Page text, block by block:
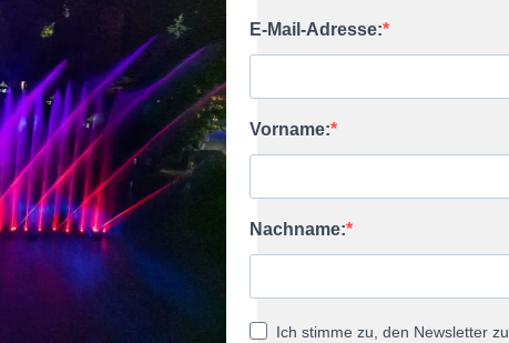
E-Mail-Adresse:
Vorname:
Nachname:
Ich stimme zu, den Newsletter zu